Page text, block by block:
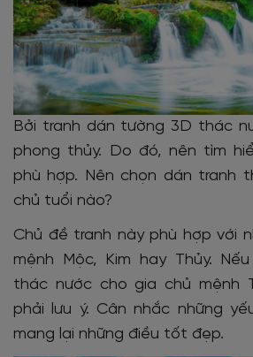
Bởi tranh dán tường 3D thác
phong thủy. Do đó, nên tìm
phù hợp. Nên chọn dán tranh
chủ tuổi nào?
Chủ đề tranh này phù hợp với
mệnh Mộc, Kim hay Thủy.
thác nước cho gia chủ mệnh
phải lưu ý. Cân nhắc những
mang lại những điều tốt đẹp.